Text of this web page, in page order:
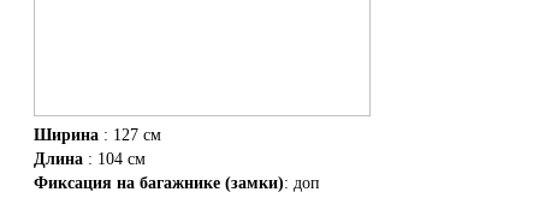
Ширина : 127 см
Длина : 104 см
Фиксация на багажнике (замки): доп